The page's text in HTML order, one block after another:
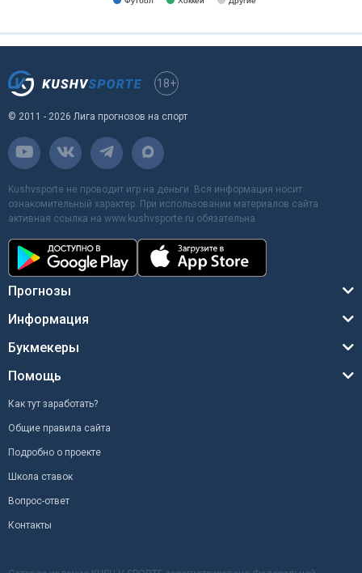
18+
© 2011 - 2026 Лига прогнозов на спорт
Kushvsporte не проводит игр на деньги. Вся информация носит
ознакомительный характер. При использовании материалов сайта
активная ссылка на www.kushvsporte.ru обязательна
Прогнозы
Информация
Букмекеры
Помощь
Как тут заработать?
Общие правила сайта
Подробно о проекте
Школа ставок
Вопрос-ответ
Контакты